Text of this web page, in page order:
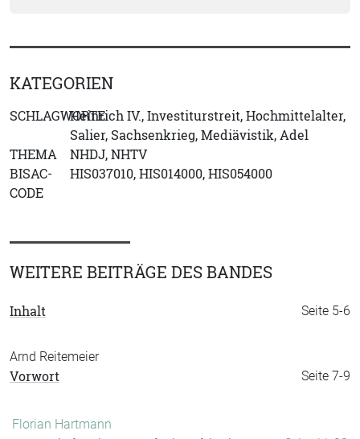
KATEGORIEN
SCHLAGWORTEHeinrich IV., Investiturstreit, Hochmittelalter,
Salier, Sachsenkrieg, Mediävistik, Adel
THEMA
NHDJ, NHTV
BISAC-
CODE
HIS037010, HIS014000, HIS054000
WEITERE BEITRÄGE DES BANDES
Seite 5-6
Inhalt
Arnd Reitemeier
Seite 7-9
Vorwort
Florian Hartmann